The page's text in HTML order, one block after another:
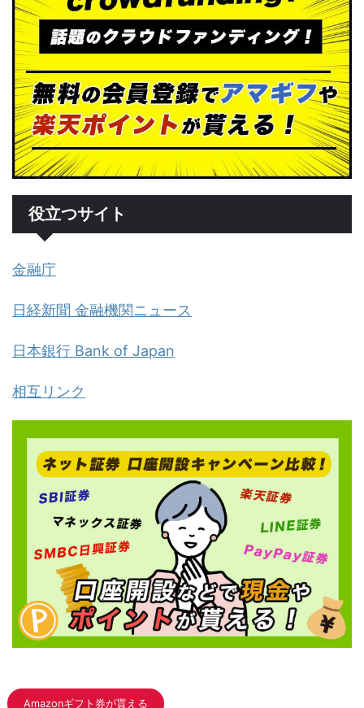
役立つサイト
金融庁
日経新聞 金融機関ニュース
日本銀行 Bank of Japan
相互リンク
Amazonギフト券が貰える